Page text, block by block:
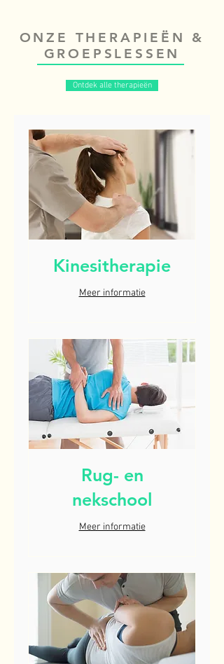
ONZE THERAPIEËN &
GROEPSLESSEN
Ontdek alle therapieën
Kinesitherapie
Meer informatie
Rug- en
nekschool
Meer informatie